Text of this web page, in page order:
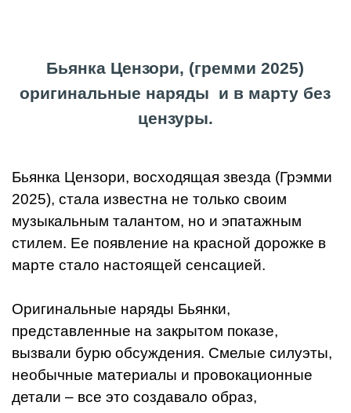
Бьянка Цензори, (гремми 2025)
оригинальные наряды и в марту без
цензуры.
Бьянка Цензори, восходящая звезда (Грэмми
2025), стала известна не только своим
музыкальным талантом, но и эпатажным
стилем. Ее появление на красной дорожке в
марте стало настоящей сенсацией.
Оригинальные наряды Бьянки,
представленные на закрытом показе,
вызвали бурю обсуждения. Смелые силуэты,
необычные материалы и провокационные
детали – все это создавало образ,